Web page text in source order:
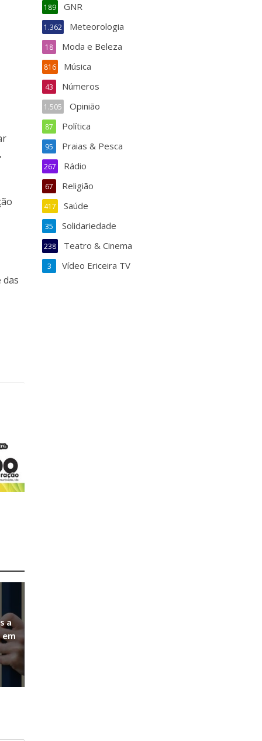
das
a
GNR
189
Meteorologia
1.362
Moda e Beleza
18
Música
816
Números
43
Opinião
1.505
Política
87
Praias & Pesca
95
Rádio
267
Religião
67
Saúde
417
Solidariedade
35
Teatro & Cinema
238
Vídeo Ericeira TV
3